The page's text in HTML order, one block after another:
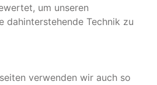
um unseren
dahinterstehende Technik zu
verwenden wir auch so